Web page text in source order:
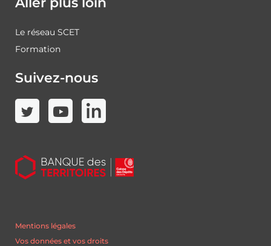
Le réseau SCET
Formation
Suivez-nous
Mentions légales
Vos données et vos droits